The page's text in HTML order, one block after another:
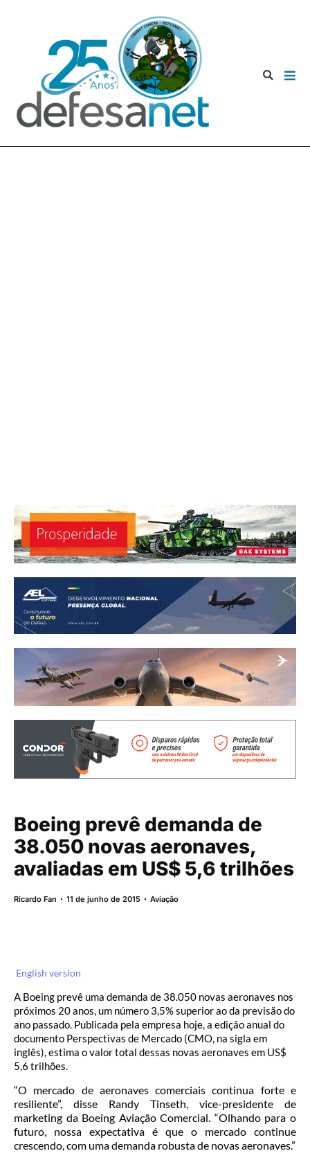
Boeing prevê demanda de
38.050 novas aeronaves,
avaliadas em US$ 5,6 trilhões
Ricardo Fan 11 de junho de 2015 Aviação
English version
A Boeing prevê uma demanda de 38.050 novas aeronaves nos
próximos 20 anos, um número 3,5% superior ao da previsão do
ano passado. Publicada pela empresa hoje, a edição anual do
documento Perspectivas de Mercado (CMO, na sigla em
inglês), estima o valor total dessas novas aeronaves em US$
5,6 trilhões.
“O mercado de aeronaves comerciais continua forte e
resiliente”, disse Randy Tinseth, vice-presidente de
marketing da Boeing Aviação Comercial. “Olhando para o
futuro, nossa expectativa é que o mercado continue
crescendo, com uma demanda robusta de novas aeronaves.”